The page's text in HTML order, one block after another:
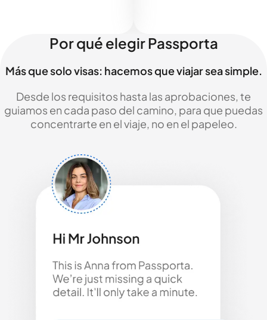
Por qué elegir Passporta
Más que solo visas: hacemos que viajar sea simple.
Desde los requisitos hasta las aprobaciones, te
guiamos en cada paso del camino, para que puedas
concentrarte en el viaje, no en el papeleo.